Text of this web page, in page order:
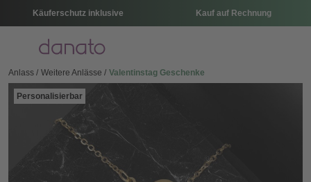
Käuferschutz inklusive Kauf auf Rechnung
Menü
Anlass Weitere Anlässe Valentinstag Geschenke
Personalisierbar